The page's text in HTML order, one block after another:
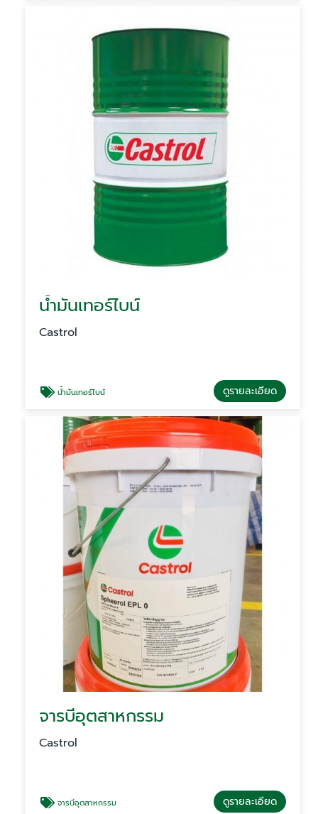
น้ำมันเทอร์ไบน์
Castrol
น้ำมันเทอร์ไบน์ ดูรายละเอียด
จารบีอุตสาหกรรม
Castrol
จารบีอุตสาหกรรม ดูรายละเอียด